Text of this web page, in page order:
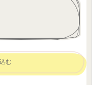
む